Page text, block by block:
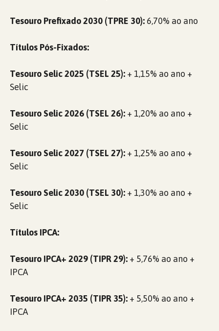
Tesouro Prefixado 2030 (TPRE 30): 6,70% ao ano
Títulos Pós-Fixados:
Tesouro Selic 2025 (TSEL 25): + 1,15% ao ano +
Selic
Tesouro Selic 2026 (TSEL 26): + 1,20% ao ano +
Selic
Tesouro Selic 2027 (TSEL 27): + 1,25% ao ano +
Selic
Tesouro Selic 2030 (TSEL 30): + 1,30% ao ano +
Selic
Títulos IPCA:
Tesouro IPCA+ 2029 (TIPR 29): + 5,76% ao ano +
IPCA
Tesouro IPCA+ 2035 (TIPR 35): + 5,50% ao ano +
IPCA